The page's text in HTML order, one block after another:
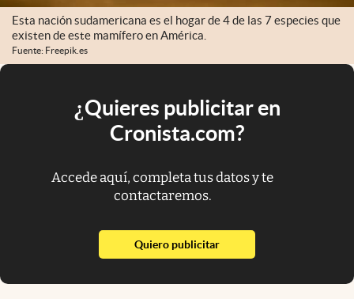
Esta nación sudamericana es el hogar de 4 de las 7 especies que
existen de este mamífero en América.
Fuente: Freepik.es
¿Quieres publicitar en
Cronista.com?
Accede aquí, completa tus datos y te
contactaremos.
Quiero publicitarabre en nueva pestaña